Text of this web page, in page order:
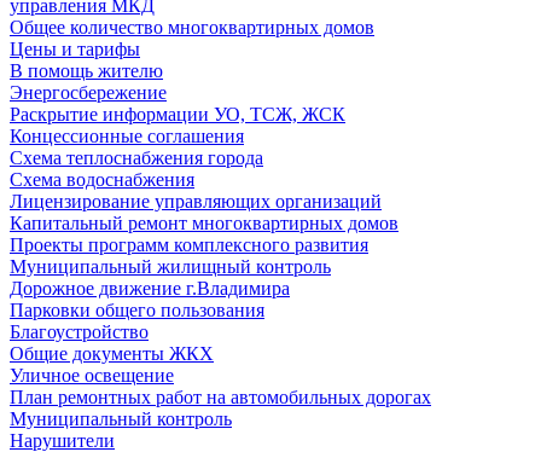
управления МКД
Общее количество многоквартирных домов
Цены и тарифы
В помощь жителю
Энергосбережение
Раскрытие информации УО, ТСЖ, ЖСК
Концессионные соглашения
Схема теплоснабжения города
Схема водоснабжения
Лицензирование управляющих организаций
Капитальный ремонт многоквартирных домов
Проекты программ комплексного развития
Муниципальный жилищный контроль
Дорожное движение г.Владимира
Парковки общего пользования
Благоустройство
Общие документы ЖКХ
Уличное освещение
План ремонтных работ на автомобильных дорогах
Муниципальный контроль
Нарушители